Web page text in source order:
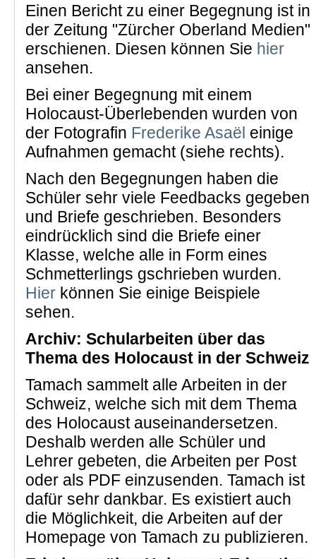
Einen Bericht zu einer Begegnung ist in
der Zeitung "Zürcher Oberland Medien"
erschienen. Diesen können Sie hier
ansehen.
Bei einer Begegnung mit einem
Holocaust-Überlebenden wurden von
der Fotografin Frederike Asaël einige
Aufnahmen gemacht (siehe rechts).
Nach den Begegnungen haben die
Schüler sehr viele Feedbacks gegeben
und Briefe geschrieben. Besonders
eindrücklich sind die Briefe einer
Klasse, welche alle in Form eines
Schmetterlings gschrieben wurden.
Hier können Sie einige Beispiele
sehen.
Archiv: Schularbeiten über das
Thema des Holocaust in der Schweiz
Tamach sammelt alle Arbeiten in der
Schweiz, welche sich mit dem Thema
des Holocaust auseinandersetzen.
Deshalb werden alle Schüler und
Lehrer gebeten, die Arbeiten per Post
oder als PDF einzusenden. Tamach ist
dafür sehr dankbar. Es existiert auch
die Möglichkeit, die Arbeiten auf der
Homepage von Tamach zu publizieren.